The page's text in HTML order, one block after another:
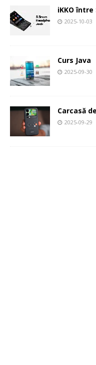
iKKO
2025-10-03
Curs Java
2025-09-30
Carcasă
2025-09-29